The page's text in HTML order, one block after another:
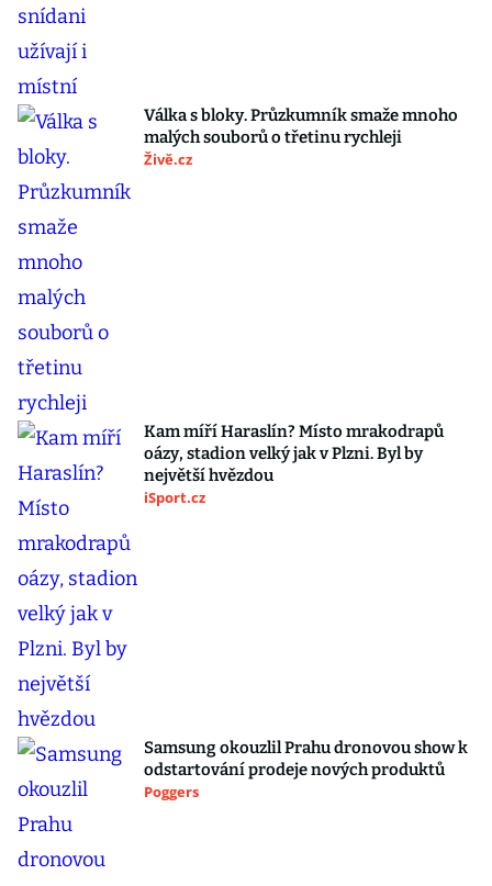
Válka s bloky. Průzkumník smaže mnoho
malých souborů o třetinu rychleji
Živě.cz
Kam míří Haraslín? Místo mrakodrapů
oázy, stadion velký jak v Plzni. Byl by
největší hvězdou
iSport.cz
Samsung okouzlil Prahu dronovou show k
odstartování prodeje nových produktů
Poggers